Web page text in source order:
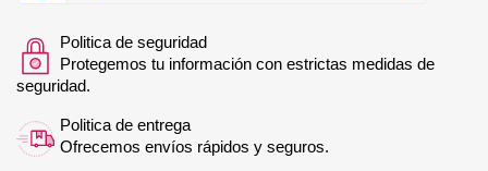
Politica de seguridad
Protegemos tu información con estrictas medidas de
seguridad.
Politica de entrega
Ofrecemos envíos rápidos y seguros.